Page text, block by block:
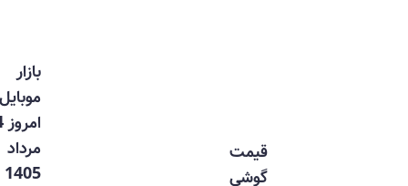
قیمت
گوشی
موبایل
امروز 14
مرداد
1405 |